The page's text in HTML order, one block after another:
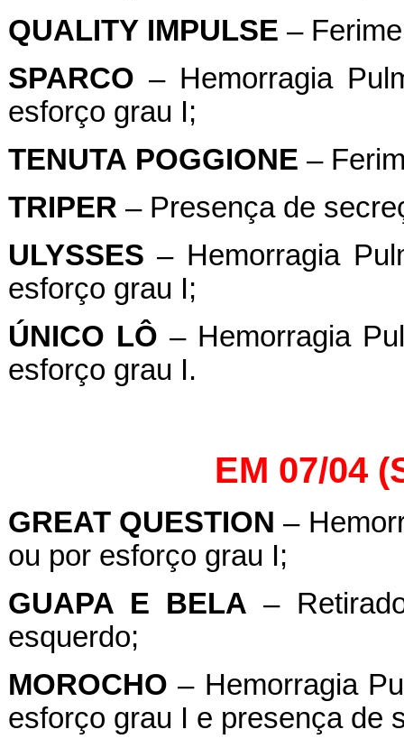
QUALITY IMPULSE –
SPARCO – Hemorragia
esforço grau I;
TENUTA POGGIONE –
TRIPER – Presença de
ULYSSES – Hemorragia
esforço grau I;
ÚNICO LÔ – Hemorragia
esforço grau I.
EM 07/04
GREAT QUESTION –
ou por esforço grau I;
GUAPA E BELA –
esquerdo;
MOROCHO – Hemorragia
esforço grau I e presença de